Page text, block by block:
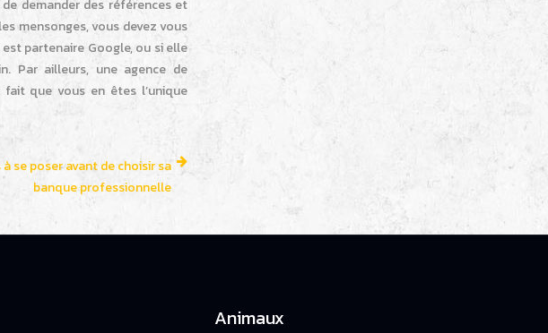
demander des références et
mensonges, vous devez vous
est partenaire Google, ou si elle
Par ailleurs, une agence de
que vous en êtes l’unique
se poser avant de choisir sa
banque professionnelle
Animaux